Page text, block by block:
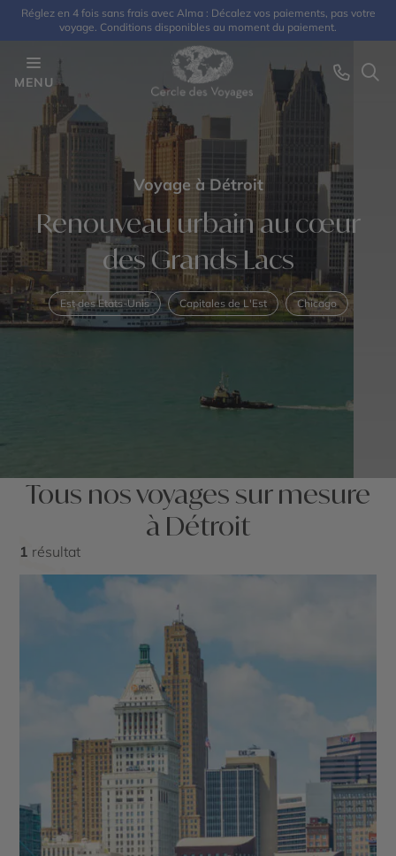
Réglez en 4 fois sans frais avec Alma : Décalez vos paiements, pas votre
voyage. Conditions disponibles au moment du paiement.
MENU
Voyage à Détroit
Renouveau urbain au cœur
des Grands Lacs
Est des Etats-Unis Capitales de L'Est Chicago
Tous nos voyages sur mesure
à Détroit
1 résultat